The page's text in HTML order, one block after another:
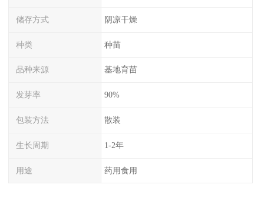
储存方式 阴凉干燥
种类 种苗
品种来源 基地育苗
发芽率 90%
包装方法 散装
生长周期 1-2年
用途 药用食用